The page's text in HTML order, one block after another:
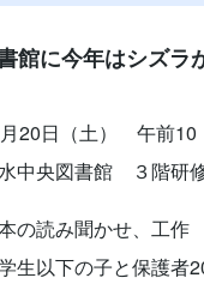
館に今年はシズラ
20日（土） 午前10
中央図書館 ３階研
読み聞かせ、工作
以下の子と保護者20